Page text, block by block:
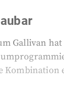
Gallivan